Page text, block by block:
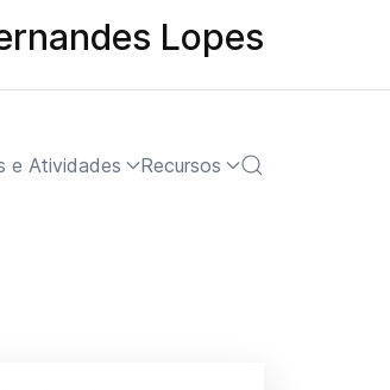
Lopes
e Atividades Recursos